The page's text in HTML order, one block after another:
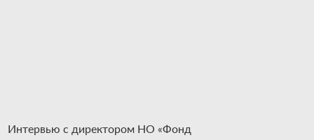
Интервью с директором НО «Фонд